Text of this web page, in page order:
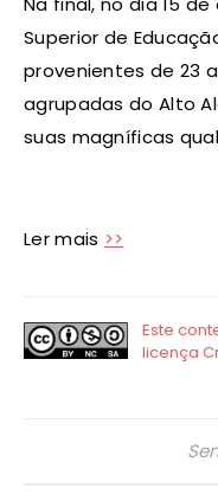
Superior de
provenientes de 23
agrupadas do Alto
suas magníficas
Ler mais >>